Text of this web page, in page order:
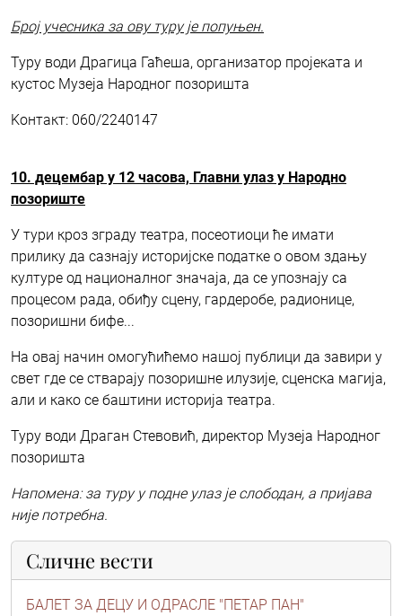
Број учесника за ову туру је попуњен.
Туру води Драгица Гаћеша, организатор пројеката и
кустос Музеја Народног позоришта
Kонтакт: 060/2240147
10. децембар у 12 часова, Главни улаз у Народно
позориште
У тури кроз зграду театра, посеотиоци ће имати
прилику да сазнају историјске податке о овом здању
културе од националног значаја, да се упознају са
процесом рада, обиђу сцену, гардеробе, радионице,
позоришни бифе...
На овај начин омогућићемо нашој публици да завири у
свет где се стварају позоришне илузије, сценска магија,
али и како се баштини историја театра.
Туру води Драган Стевовић, директор Музеја Народног
позоришта
Напомена: за туру у подне улаз је слободан, а пријава
није потребна.
Сличне вести
БАЛЕТ ЗА ДЕЦУ И ОДРАСЛЕ "ПЕТАР ПАН"